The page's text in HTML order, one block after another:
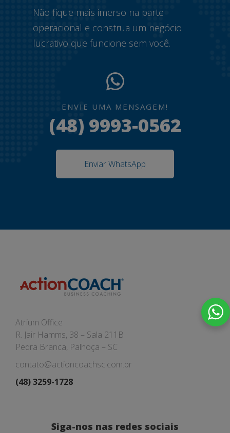
Não fique mais imerso na parte
operacional e construa um negócio
lucrativo que funcione sem você.
ENVIE UMA MENSAGEM!
(48) 9993-0562
Enviar WhatsApp
Atrium Office
R. Jair Hamms, 38 – Sala 211B
Pedra Branca, Palhoça – SC
contato@actioncoachsc.com.br
(48) 3259-1728
Siga-nos nas redes sociais